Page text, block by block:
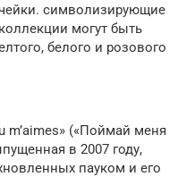
символизирующие
могут быть
белого и розового
m’aimes» («Поймай меня
в 2007 году,
пауком и его